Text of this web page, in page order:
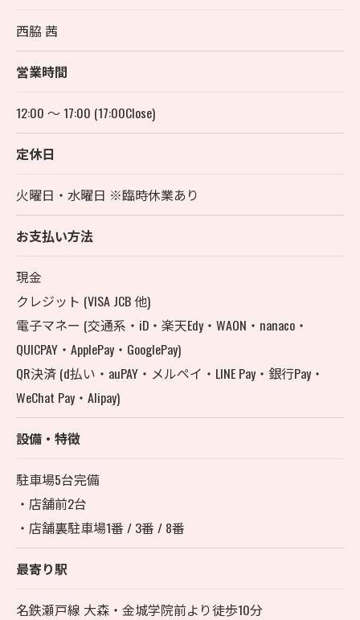
西脇 茜
営業時間
12:00 ～ 17:00 (17:00Close)
定休日
火曜日・水曜日 ※臨時休業あり
お支払い方法
現金
クレジット (VISA JCB 他)
電子マネー (交通系・iD・楽天Edy・WAON・nanaco・
QUICPAY・ApplePay・GooglePay)
QR決済 (d払い・auPAY・メルペイ・LINE Pay・銀行Pay・
WeChat Pay・Alipay)
設備・特徴
駐車場5台完備
・店舗前2台
・店舗裏駐車場1番 / 3番 / 8番
最寄り駅
名鉄瀬戸線 大森・金城学院前より徒歩10分